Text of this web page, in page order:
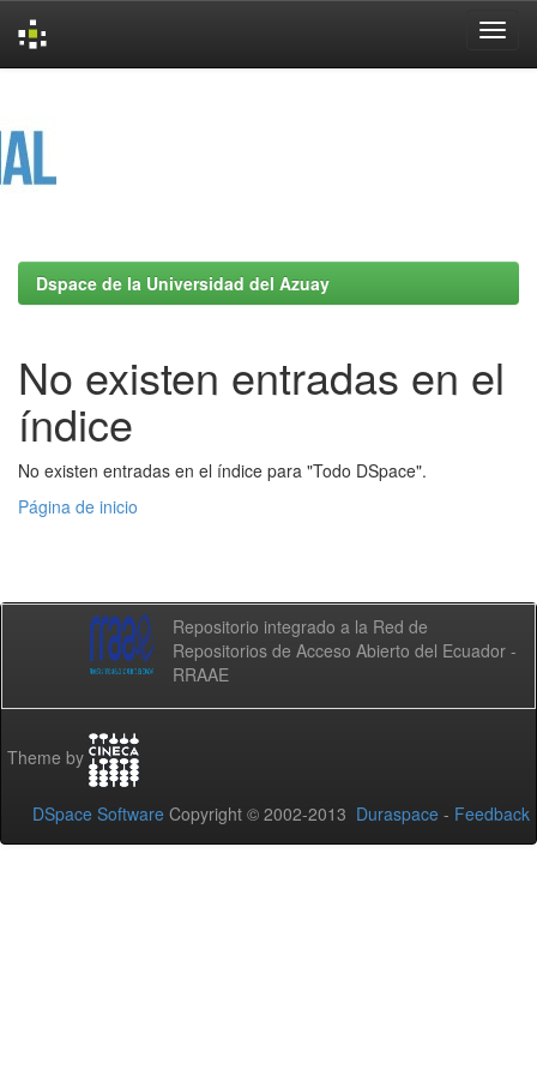
Dspace de la Universidad del Azuay
No existen entradas en el
índice
No existen entradas en el índice para "Todo DSpace".
Página de inicio
Repositorio integrado a la Red de
Repositorios de Acceso Abierto del Ecuador -
RRAAE
Theme by
DSpace Software Copyright © 2002-2013 Duraspace - Feedback